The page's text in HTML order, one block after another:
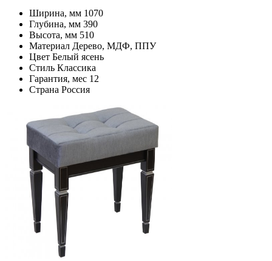
Ширина, мм 1070
Глубина, мм 390
Высота, мм 510
Материал Дерево, МДФ, ППУ
Цвет Белый ясень
Стиль Классика
Гарантия, мес 12
Страна Россия